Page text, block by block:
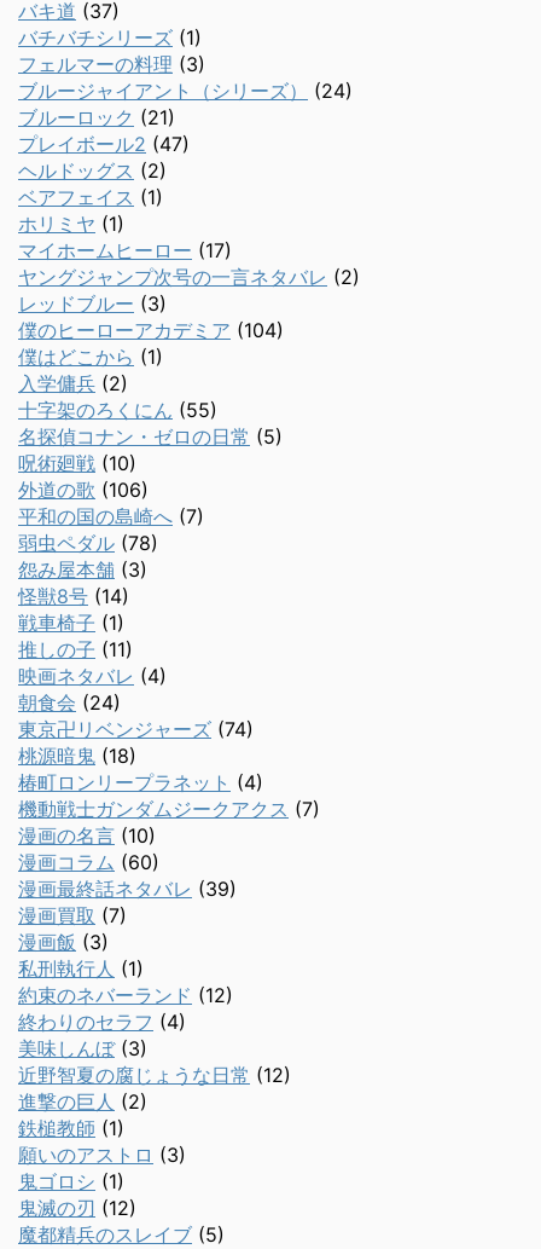
バキ道 (37)
バチバチシリーズ (1)
フェルマーの料理 (3)
ブルージャイアント（シリーズ）
(24)
ブルーロック (21)
プレイボール2 (47)
ヘルドッグス (2)
ベアフェイス (1)
ホリミヤ (1)
マイホームヒーロー (17)
ヤングジャンプ次号の一言ネタバレ (2)
レッドブルー (3)
僕のヒーローアカデミア (104)
僕はどこから (1)
入学傭兵 (2)
十字架のろくにん (55)
名探偵コナン・ゼロの日常 (5)
呪術廻戦 (10)
外道の歌 (106)
平和の国の島崎へ (7)
弱虫ペダル (78)
怨み屋本舗 (3)
怪獣8号 (14)
戦車椅子 (1)
推しの子 (11)
映画ネタバレ (4)
朝食会 (24)
東京卍リベンジャーズ (74)
桃源暗鬼 (18)
椿町ロンリープラネット (4)
機動戦士ガンダムジークアクス (7)
漫画の名言 (10)
漫画コラム (60)
漫画最終話ネタバレ (39)
漫画買取 (7)
漫画飯 (3)
私刑執行人 (1)
約束のネバーランド (12)
終わりのセラフ (4)
美味しんぼ(3)
近野智夏の腐じょうな日常 (12)
進撃の巨人 (2)
鉄槌教師 (1)
願いのアストロ (3)
鬼ゴロシ (1)
鬼滅の刃 (12)
魔都精兵のスレイブ (5)